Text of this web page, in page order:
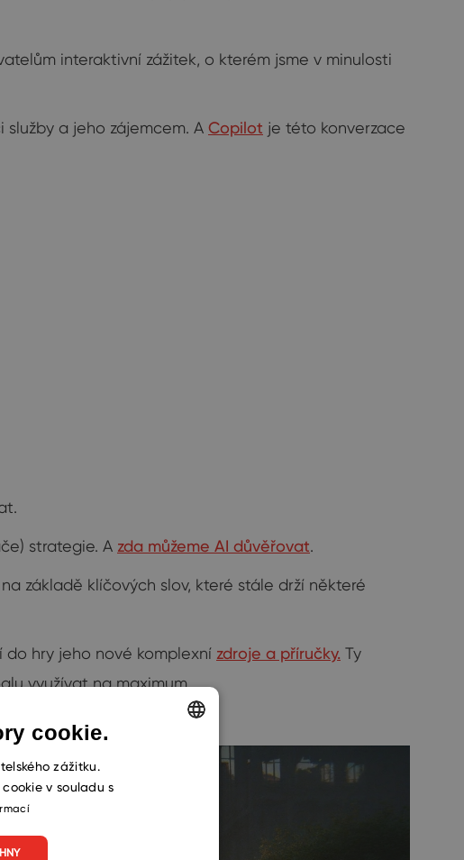
interaktivní zážitek, o kterém jsme v minulosti
a jeho zájemcem. A Copilot je této konverzace
strategie. A zda můžeme AI důvěřovat.
základě klíčových slov, které stále drží některé
hry jeho nové komplexní zdroje a příručky. Ty
využívat na maximum.
cookie.
zážitku.
v souladu s